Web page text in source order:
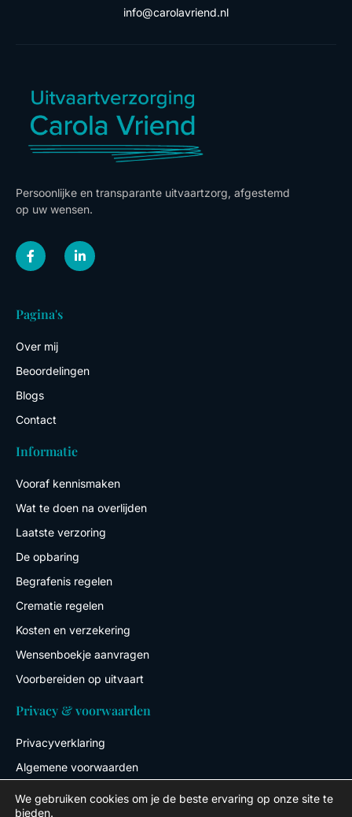
info@carolavriend.nl
Persoonlijke en transparante uitvaartzorg, afgestemd
op uw wensen.
F
a
c
e
o
k
f
L
i
n
k
Pagina's
Over mij
Beoordelingen
Blogs
Contact
Informatie
Vooraf kennismaken
Wat te doen na overlijden
Laatste verzoring
De opbaring
Begrafenis regelen
Crematie regelen
Kosten en verzekering
Wensenboekje aanvragen
Voorbereiden op uitvaart
Privacy & voorwaarden
Privacyverklaring
Algemene voorwaarden
We gebruiken cookies om je de beste ervaring op onze site te
bieden.